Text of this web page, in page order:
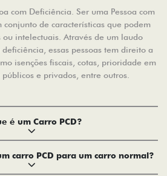
com Deficiência. Ser uma Pessoa com
de características que podem
ou intelectuais. Através de um laudo
essas pessoas tem direito a
isenções fiscais, cotas, prioridade em
e privados, entre outros.
é um Carro PCD?
carro PCD para um carro normal?